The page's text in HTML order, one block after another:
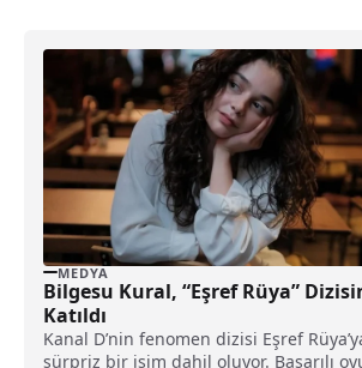
MEDYA
Bilgesu Kural, “Eşref Rüya”
Katıldı
Kanal D’nin fenomen dizisi Eşref
sürpriz bir isim dahil oluyor. Başarılı